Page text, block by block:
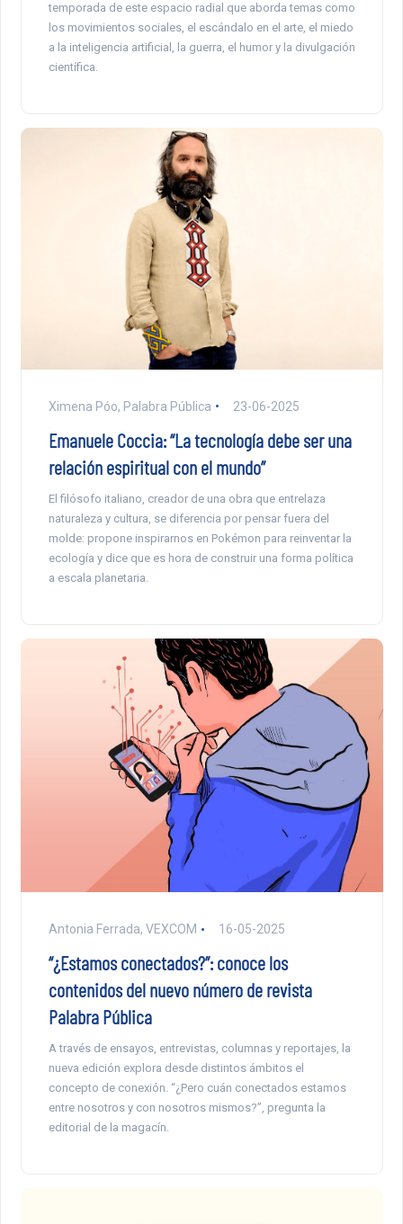
temporada de este espacio radial que aborda temas como
los movimientos sociales, el escándalo en el arte, el miedo
a la inteligencia artificial, la guerra, el humor y la divulgación
científica.
Ximena Póo, Palabra Pública 23-06-2025
Emanuele Coccia: “La tecnología debe ser una
relación espiritual con el mundo”
El filósofo italiano, creador de una obra que entrelaza
naturaleza y cultura, se diferencia por pensar fuera del
molde: propone inspirarnos en Pokémon para reinventar la
ecología y dice que es hora de construir una forma política
a escala planetaria.
Antonia Ferrada, VEXCOM 16-05-2025
“¿Estamos conectados?”: conoce los
contenidos del nuevo número de revista
Palabra Pública
A través de ensayos, entrevistas, columnas y reportajes, la
nueva edición explora desde distintos ámbitos el
concepto de conexión. “¿Pero cuán conectados estamos
entre nosotros y con nosotros mismos?”, pregunta la
editorial de la magacín.